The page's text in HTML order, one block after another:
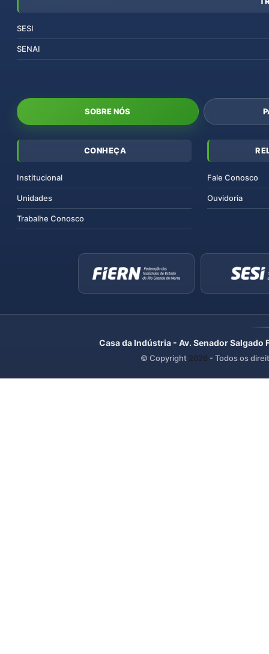
SESI
SENAI
SOBRE NÓS
CONHEÇA
Institucional
Unidades
Trabalhe Conosco
Fale Conosco
Ouvidoria
Casa da Indústria - Av. Senador
© Copyright 2026 - Todos os